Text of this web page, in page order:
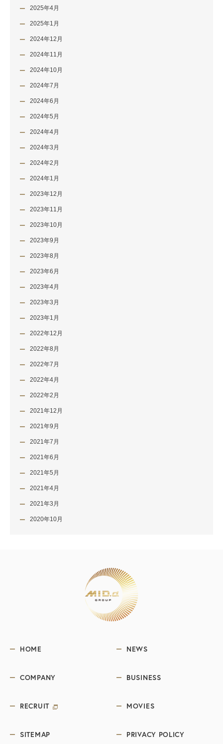
2025年4月
2025年1月
2024年12月
2024年11月
2024年10月
2024年7月
2024年6月
2024年5月
2024年4月
2024年3月
2024年2月
2024年1月
2023年12月
2023年11月
2023年10月
2023年9月
2023年8月
2023年6月
2023年4月
2023年3月
2023年1月
2022年12月
2022年8月
2022年7月
2022年4月
2022年2月
2021年12月
2021年9月
2021年7月
2021年6月
2021年5月
2021年4月
2021年3月
2020年10月
HOME NEWS
COMPANY BUSINESS
RECRUIT MOVIES
SITEMAP PRIVACY POLICY